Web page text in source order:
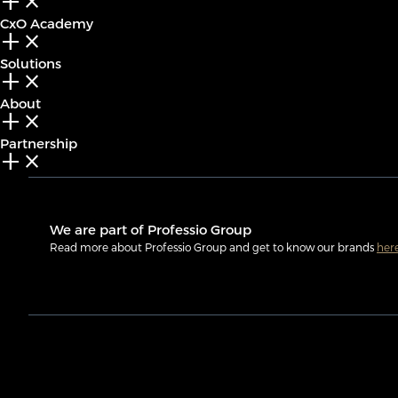
CxO Academy
add_2 close
Solutions
add_2 close
About
add_2 close
Partnership
add_2 close
We are part of Professio Group
Read more about Professio Group and get to know our brands